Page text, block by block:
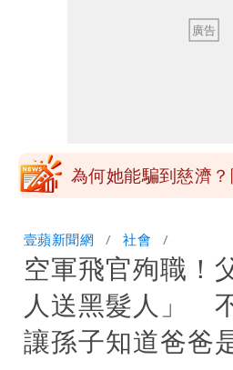
吳欣岱：完美偽裝台
批綠藉慈濟遭詐「
庭 他翻供不認貪污
為何她能騙到慈濟
手疑學生
中國賣家被踢爆在
吳欣岱：完美偽裝
批綠藉慈濟遭詐「
荒3+11台灣人沒有
壹蘋新聞網 社會
空軍飛官殉職！
人送黑髮人」
讓孫子知道爸爸